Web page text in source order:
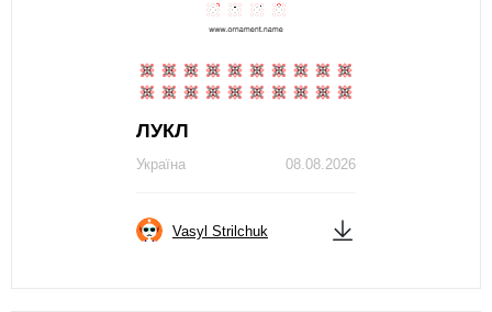
ЛУКЛ
08.08.2026
Україна
Vasyl Strilchuk